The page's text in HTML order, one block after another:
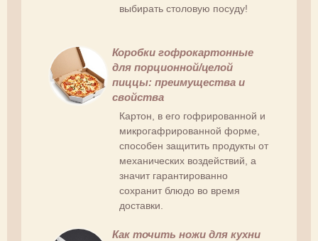
выбирать столовую посуду!
Коробки гофрокартонные
для порционной/целой
пиццы: преимущества и
свойства
Картон, в его гофрированной и
микрогафрированной форме,
способен защитить продукты от
механических воздействий, а
значит гарантированно
сохранит блюдо во время
доставки.
Как точить ножи для кухни